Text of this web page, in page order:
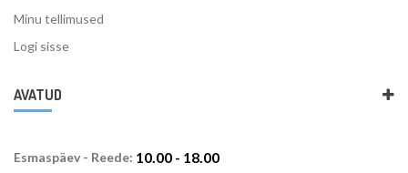
Minu tellimused
Logi sisse
AVATUD
Esmaspäev - Reede: 10.00 - 18.00